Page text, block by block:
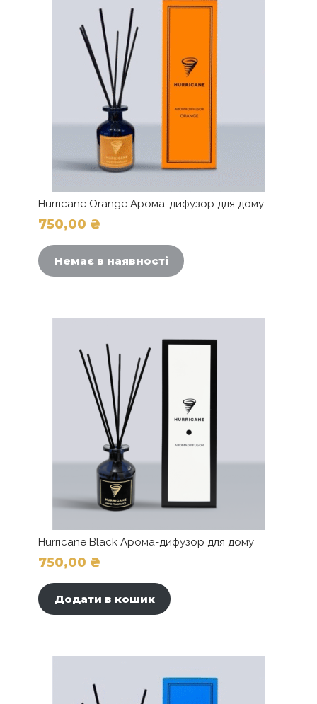
Hurricane Orange Арома-дифузор для дому
750,00 ₴
Немає в наявності
Hurricane Black Арома-дифузор для дому
750,00 ₴
Додати в кошик